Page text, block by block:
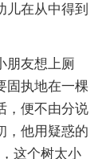
儿在从中得到
朋友想上厕
固执地在一棵
，便不由分说
，他用疑惑的
这个树太小